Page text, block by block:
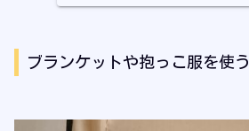
ブランケットや抱っこ服を使う